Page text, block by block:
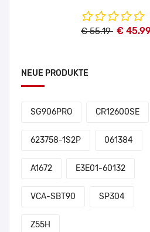
€ 55.19 €
NEUE PRODUKTE
SG906PRO CR12600SE
623758-1S2P 061384
A1672 E3E01-60132
VCA-SBT90 SP304
Z55H